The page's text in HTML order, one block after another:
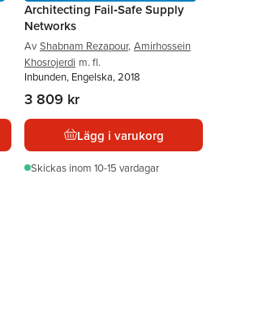
Architecting Fail‐Safe Supply
Networks
Av Shabnam Rezapour, Amirhossein
Khosrojerdi m. fl.
Inbunden, Engelska, 2018
3 809 kr
Lägg i varukorg
Skickas inom 10-15 vardagar